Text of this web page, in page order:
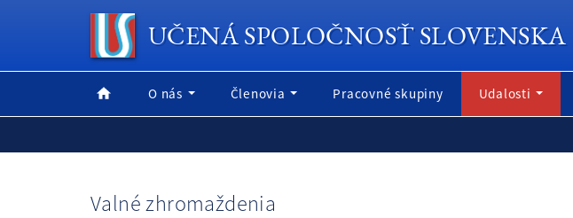
UČENÁ SPOLOČNOSŤ SLOVENSKA
O nás Členovia Pracovné skupiny Udalosti
Valné zhromaždenia